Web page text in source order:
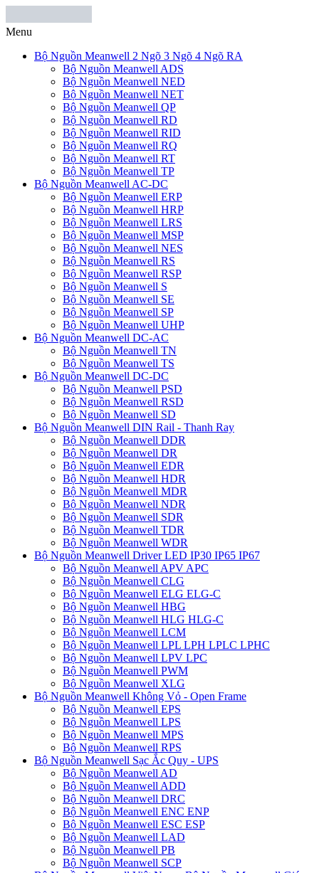
Menu
Bộ Nguồn Meanwell 2 Ngõ 3 Ngõ 4 Ngõ RA
Bộ Nguồn Meanwell ADS
Bộ Nguồn Meanwell NED
Bộ Nguồn Meanwell NET
Bộ Nguồn Meanwell QP
Bộ Nguồn Meanwell RD
Bộ Nguồn Meanwell RID
Bộ Nguồn Meanwell RQ
Bộ Nguồn Meanwell RT
Bộ Nguồn Meanwell TP
Bộ Nguồn Meanwell AC-DC
Bộ Nguồn Meanwell ERP
Bộ Nguồn Meanwell HRP
Bộ Nguồn Meanwell LRS
Bộ Nguồn Meanwell MSP
Bộ Nguồn Meanwell NES
Bộ Nguồn Meanwell RS
Bộ Nguồn Meanwell RSP
Bộ Nguồn Meanwell S
Bộ Nguồn Meanwell SE
Bộ Nguồn Meanwell SP
Bộ Nguồn Meanwell UHP
Bộ Nguồn Meanwell DC-AC
Bộ Nguồn Meanwell TN
Bộ Nguồn Meanwell TS
Bộ Nguồn Meanwell DC-DC
Bộ Nguồn Meanwell PSD
Bộ Nguồn Meanwell RSD
Bộ Nguồn Meanwell SD
Bộ Nguồn Meanwell DIN Rail - Thanh Ray
Bộ Nguồn Meanwell DDR
Bộ Nguồn Meanwell DR
Bộ Nguồn Meanwell EDR
Bộ Nguồn Meanwell HDR
Bộ Nguồn Meanwell MDR
Bộ Nguồn Meanwell NDR
Bộ Nguồn Meanwell SDR
Bộ Nguồn Meanwell TDR
Bộ Nguồn Meanwell WDR
Bộ Nguồn Meanwell Driver LED IP30 IP65 IP67
Bộ Nguồn Meanwell APV APC
Bộ Nguồn Meanwell CLG
Bộ Nguồn Meanwell ELG ELG-C
Bộ Nguồn Meanwell HBG
Bộ Nguồn Meanwell HLG HLG-C
Bộ Nguồn Meanwell LCM
Bộ Nguồn Meanwell LPL LPH LPLC LPHC
Bộ Nguồn Meanwell LPV LPC
Bộ Nguồn Meanwell PWM
Bộ Nguồn Meanwell XLG
Bộ Nguồn Meanwell Không Vỏ - Open Frame
Bộ Nguồn Meanwell EPS
Bộ Nguồn Meanwell LPS
Bộ Nguồn Meanwell MPS
Bộ Nguồn Meanwell RPS
Bộ Nguồn Meanwell Sạc Ắc Quy - UPS
Bộ Nguồn Meanwell AD
Bộ Nguồn Meanwell ADD
Bộ Nguồn Meanwell DRC
Bộ Nguồn Meanwell ENC ENP
Bộ Nguồn Meanwell ESC ESP
Bộ Nguồn Meanwell LAD
Bộ Nguồn Meanwell PB
Bộ Nguồn Meanwell SCP